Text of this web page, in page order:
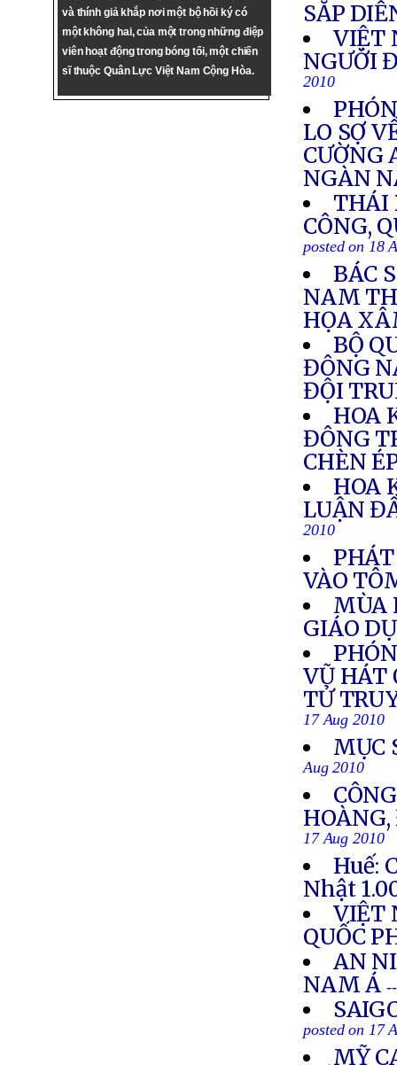
và thính giả khắp nơi một bộ hồi ký có
một không hai, của một trong những điệp
viên hoạt động trong bóng tối, một chiến
sĩ thuộc Quân Lực Việt Nam Cộng Hòa.
SẮP
VIỆT
NGƯỜI
2010
LO SỢ
CƯỜNG
NGÀN
THÁI
CÔNG,
posted on 18
BÁC
NAM
HỌA
BỘ
ĐÔNG
ĐỘI
HOA
ĐÔNG
CHÈN
HOA
LUẬN
2010
VÀO
MÙA
GIÁO
VŨ HÁT
TỬ
17 Aug 2010
MỤC
Aug 2010
17 Aug 2010
Huế:
Nhật
VIỆT
QUỐC
AN
NAM Á
posted on 17
MỸ